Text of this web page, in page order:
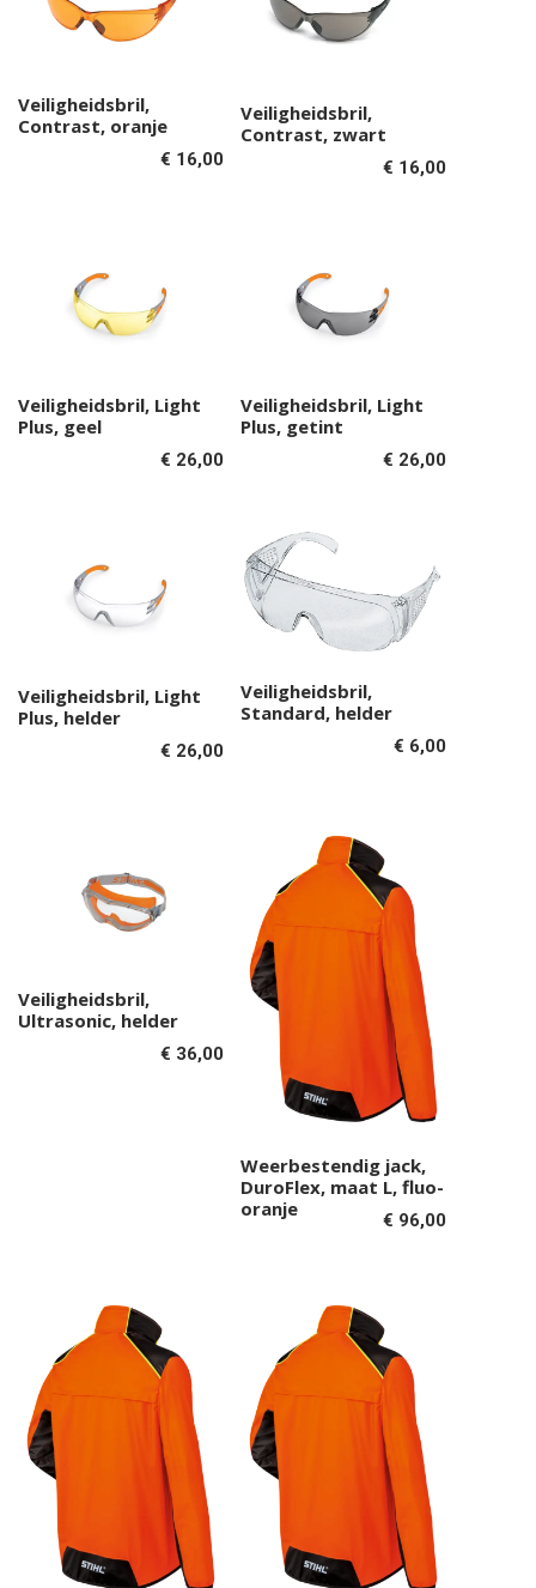
Toevoegen aan
Veiligheidsbril,
Contrast, oranje
€ 16,00
Toevoegen aan
Veiligheidsbril,
Contrast, zwart
€ 16,00
Toevoegen aan
Veiligheidsbril, Light
Plus, geel
€ 26,00
Toevoegen aan
Veiligheidsbril, Light
Plus, getint
€ 26,00
Toevoegen aan
Veiligheidsbril, Light
Plus, helder
€ 26,00
Toevoegen aan
Veiligheidsbril,
Standard, helder
€ 6,00
Toevoegen aan
Veiligheidsbril,
Ultrasonic, helder
€ 36,00
Toevoegen aan
winkelwagen
Weerbestendig jack,
DuroFlex, maat L, fluo-
oranje
€ 96,00